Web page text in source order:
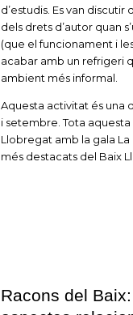
d’estudis. Es van
dels drets d’autor quan
(que el funcionament i
acabar amb un refrigeri
ambient més informal.
Aquesta activitat és una
i setembre. Tota
Llobregat amb la gala
més destacats del Baix
Racons del